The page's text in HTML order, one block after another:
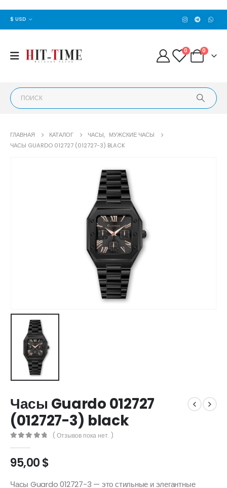
$ USD
0 0
ГЛАВНАЯ КАТАЛОГ ЧАСЫ, МУЖСКИЕ ЧАСЫ
ЧАСЫ GUARDO 012727 (012727-3) BLACK
Часы Guardo 012727
(012727-3) black
( Отзывов пока нет. )
95,00$
Часы Guardo 012727-3 — это стильные и элегантные